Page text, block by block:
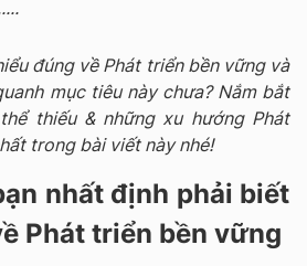
đúng về Phát triển bền vững và
mục tiêu này chưa? Nắm bắt
thiếu & những xu hướng Phát
trong bài viết này nhé!
nhất định phải biết
Phát triển bền vững